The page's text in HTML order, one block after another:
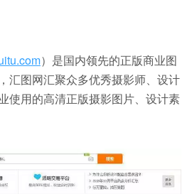
）是国内领先的正版商业图
汇图网汇聚众多优秀摄影师、设计
使用的高清正版摄影图片、设计素